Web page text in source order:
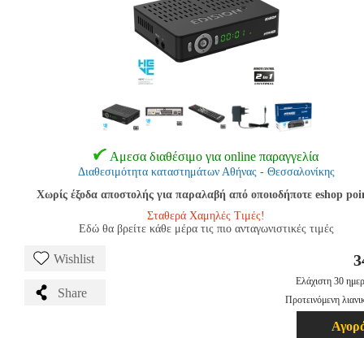
Αμεσα διαθέσιμο για online παραγγελία
Διαθεσιμότητα καταστημάτων Αθήνας - Θεσσαλονίκης
Χωρίς έξοδα αποστολής για παραλαβή από οποιοδήποτε eshop
Σταθερά Χαμηλές Τιμές!
Εδώ θα βρείτε κάθε μέρα τις πιο ανταγωνιστικές τιμές
Wishlist
Share
Ελάχιστη 30
Προτεινόμενη